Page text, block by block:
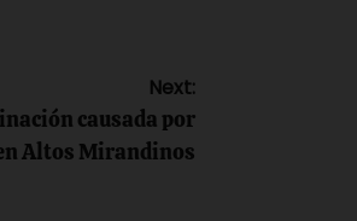
Next:
causada por
Altos Mirandinos